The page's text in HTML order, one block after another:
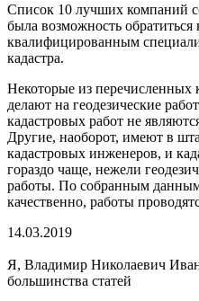
Список 10 лучших компаний
была возможность
квалифицированным
кадастра.
Некоторые из
делают на геодезические
кадастровых работ не
Другие, наоборот, имеют в
кадастровых инженеров, и
гораздо чаще, нежели
работы. По собранным
качественно, работы
14.03.2019
Я, Владимир Николаевич
большинства статей